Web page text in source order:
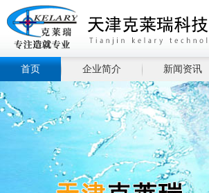
首页 企业简介 新闻资讯